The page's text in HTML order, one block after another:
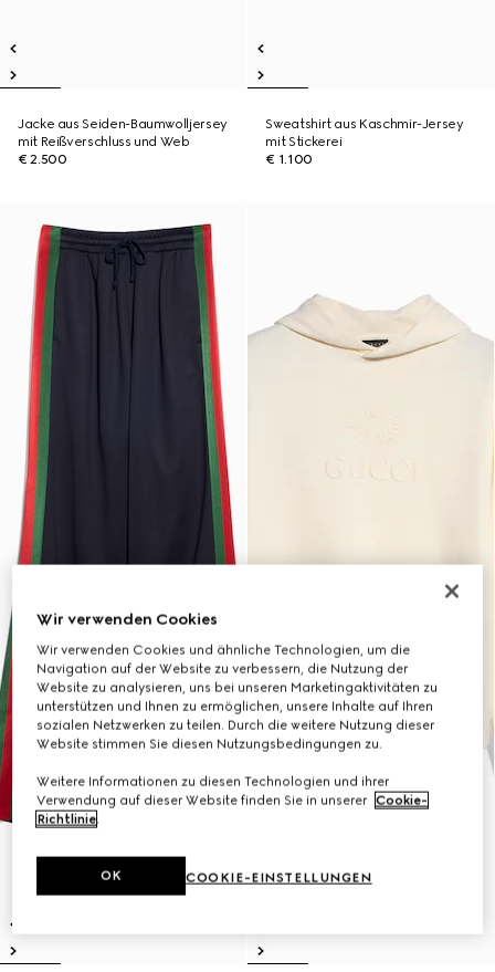
Jacke aus Seiden-Baumwolljersey
mit Reißverschluss und Web
€ 2.500
Sweatshirt aus Kaschmir-Jersey
mit Stickerei
€ 1.100
Wir verwenden Cookies
Wir verwenden Cookies und ähnliche Technologien, um die
Navigation auf der Website zu verbessern, die Nutzung der
Website zu analysieren, uns bei unseren Marketingaktivitäten zu
unterstützen und Ihnen zu ermöglichen, unsere Inhalte auf Ihren
sozialen Netzwerken zu teilen. Durch die weitere Nutzung dieser
Website stimmen Sie diesen Nutzungsbedingungen zu.
Weitere Informationen zu diesen Technologien und ihrer
Verwendung auf dieser Website finden Sie in unserer Cookie-
Richtlinie.
COOKIE-EINSTELLUNGEN
OK